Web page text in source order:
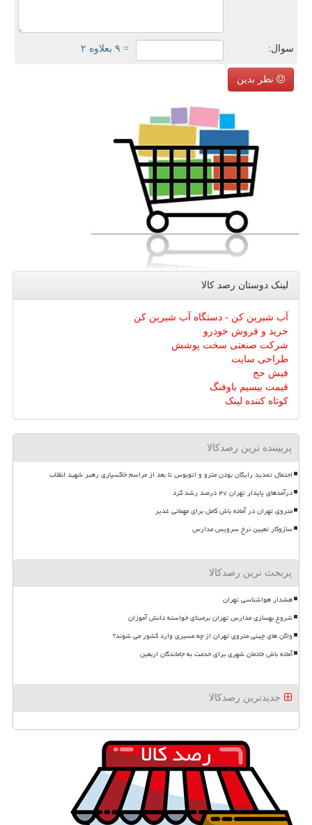
سوال: = ۹ بعلاوه ۲
نظر بدین
لینک دوستان رصد كالا
آب شیرین کن - دستگاه آب شیرین کن
خرید و فروش خودرو
شرکت صنعتی سخت پوشش
طراحی سایت
فیش حج
قیمت بیسیم باوفنگ
کوتاه کننده لینک
پربیننده ترین رصدکالا
احتمال تمدید رایگان بودن مترو و اتوبوس تا بعد از مراسم خاکسپاری رهبر شهید انقلاب
درآمدهای پایدار تهران ۴۷ درصد رشد کرد
متروی تهران در آماده باش کامل برای مهمانی غدیر
سازوکار تعیین نرخ سرویس مدارس
پربحث ترین رصدکالا
هشدار هواشناسی تهران
شروع بهسازی مدارس تهران برمبنای خواسته دانش آموزان
واگن های چینی متروی تهران از چه مسیری وارد کشور می شوند؟
آماده باش خادمان شهری برای خدمت به جاماندگان اربعین
جدیدترین رصدکالا